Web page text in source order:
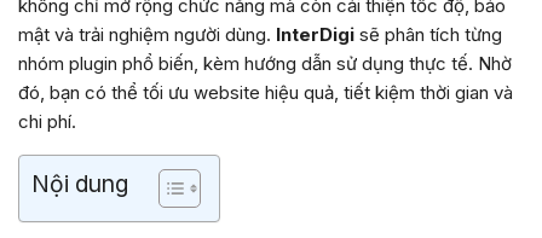
không chỉ mở rộng chức năng mà còn cải thiện tốc độ, bảo
mật và trải nghiệm người dùng. InterDigi sẽ phân tích từng
nhóm plugin phổ biến, kèm hướng dẫn sử dụng thực tế. Nhờ
đó, bạn có thể tối ưu website hiệu quả, tiết kiệm thời gian và
chi phí.
Nội dung